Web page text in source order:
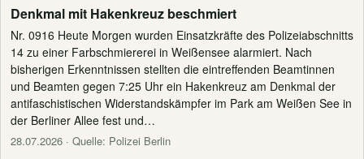
Denkmal mit Hakenkreuz beschmiert
Nr. 0916 Heute Morgen wurden Einsatzkräfte des Polizeiabschnitts
14 zu einer Farbschmiererei in Weißensee alarmiert. Nach
bisherigen Erkenntnissen stellten die eintreffenden Beamtinnen
und Beamten gegen 7:25 Uhr ein Hakenkreuz am Denkmal der
antifaschistischen Widerstandskämpfer im Park am Weißen See in
der Berliner Allee fest und…
28.07.2026 · Quelle: Polizei Berlin